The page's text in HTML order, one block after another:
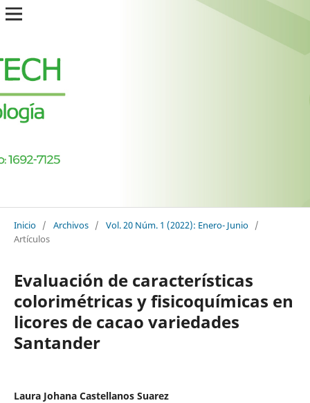
Inicio / Archivos / Vol. 20 Núm. 1 (2022): Enero- Junio /
Artículos
Evaluación de características
colorimétricas y fisicoquímicas en
licores de cacao variedades
Santander
Laura Johana Castellanos Suarez